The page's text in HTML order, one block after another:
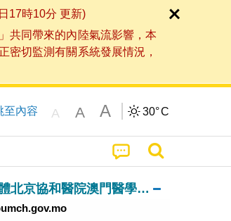
17時10分 更新)
共同帶來的內陸氣流影響，本
密切監測有關系統發展情況，
至內容 A A A 30°C
離島醫療綜合體北京協和醫院澳門醫學中心